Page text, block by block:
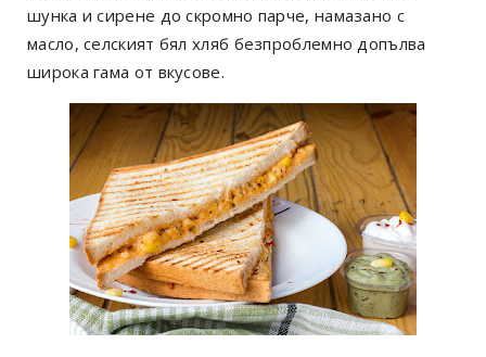
шунка и сирене до скромно парче, намазано с
масло, селският бял хляб безпроблемно допълва
широка гама от вкусове.